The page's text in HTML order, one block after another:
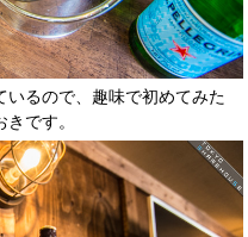
るので、趣味で初めてみた
きです。